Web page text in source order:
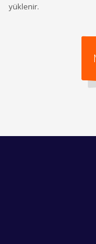
yüklenir.